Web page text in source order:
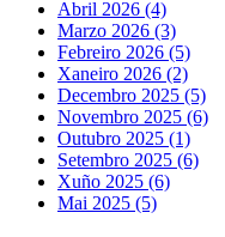
Abril 2026 (4)
Marzo 2026 (3)
Febreiro 2026 (5)
Xaneiro 2026 (2)
Decembro 2025 (5)
Novembro 2025 (6)
Outubro 2025 (1)
Setembro 2025 (6)
Xuño 2025 (6)
Mai 2025 (5)